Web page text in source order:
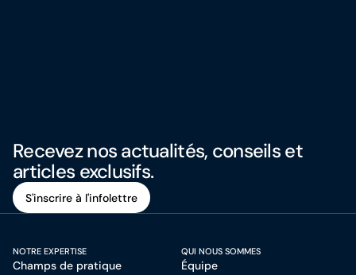
Recevez nos actualités, conseils et
articles exclusifs.
S'inscrire à l'infolettre
NOTRE EXPERTISE
Champs de pratique
QUI NOUS SOMMES
Équipe